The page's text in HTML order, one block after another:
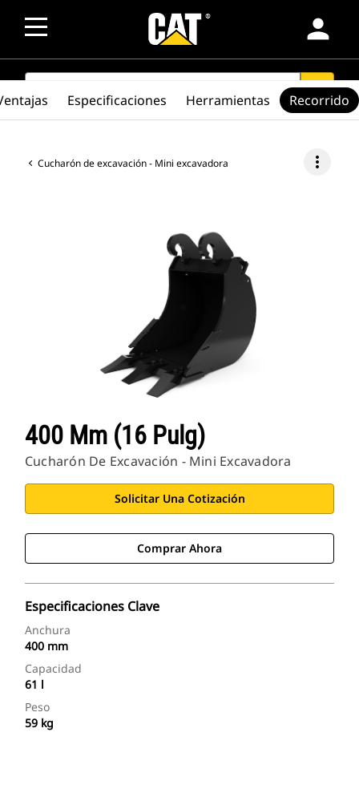
person
SEARCH search
Cucharón de excavación - Mini excavadora more_vert
400 Mm (16 Pulg)
Cucharón De Excavación - Mini Excavadora
Solicitar Una Cotización
Comprar Ahora
Especificaciones Clave
Anchura
400 mm
Capacidad
61 l
Peso
59 kg
Especificaciones Herramientas Recorrido